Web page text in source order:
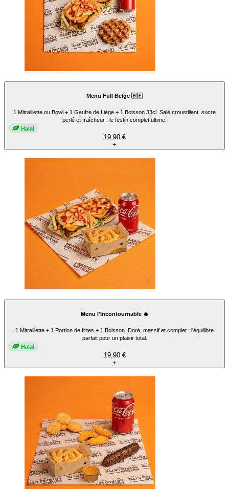
Menu Full Belge 🇧🇪
1 Mitraillette ou Bowl + 1 Gaufre de Liège + 1 Boisson 33cl. Salé croustillant, sucre
perlé et fraîcheur : le festin complet ultime.
Halal
19,90 €
+
Menu l'Incontournable 🔥
1 Mitraillette + 1 Portion de frites + 1 Boisson. Doré, massif et complet : l'équilibre
parfait pour un plaisir total.
Halal
19,90 €
+